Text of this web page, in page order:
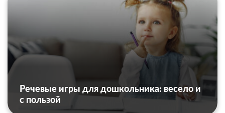
Речевые игры для дошкольника: весело и
с пользой